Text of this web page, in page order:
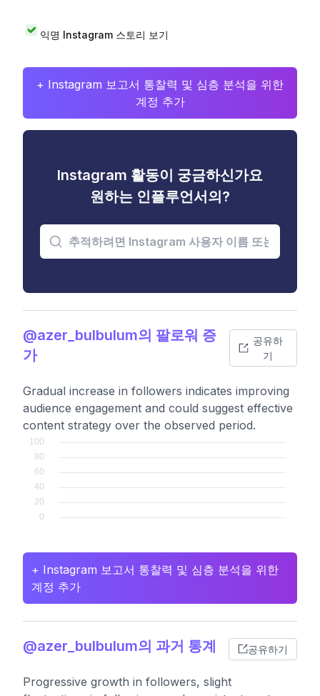
익명 Instagram 스토리 보기
+ Instagram 보고서 통찰력 및 심층 분석을 위한
계정 추가
Instagram 활동이 궁금하신가요
원하는 인플루언서의?
@azer_bulbulum의 팔로워 증
가
공유하
기
Gradual increase in followers indicates improving
audience engagement and could suggest effective
content strategy over the observed period.
+ Instagram 보고서 통찰력 및 심층 분석을 위한
계정 추가
@azer_bulbulum의 과거 통계 공유하기
Progressive growth in followers, slight